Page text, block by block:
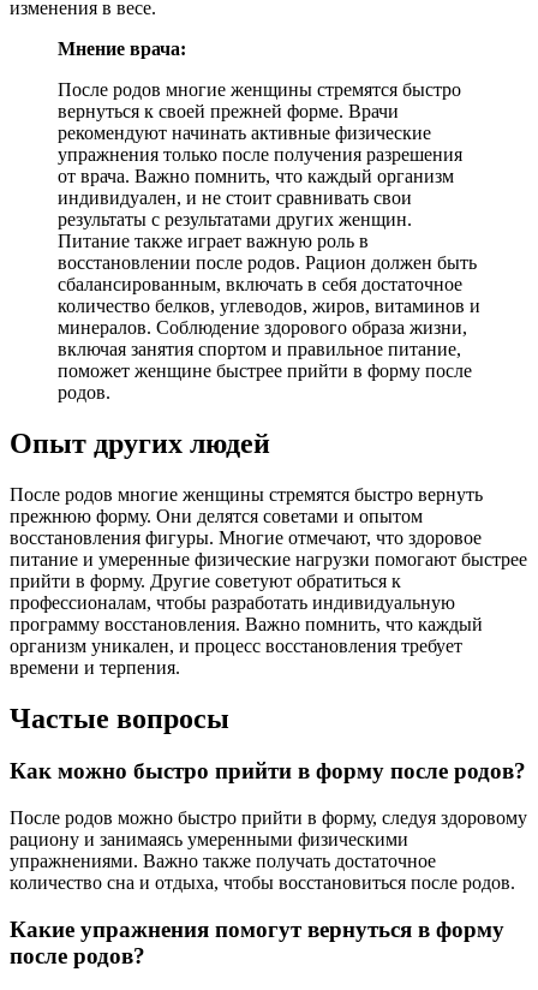
изменения в весе.
Мнение врача:
После родов многие женщины стремятся быстро
вернуться к своей прежней форме. Врачи
рекомендуют начинать активные физические
упражнения только после получения разрешения
от врача. Важно помнить, что каждый организм
индивидуален, и не стоит сравнивать свои
результаты с результатами других женщин.
Питание также играет важную роль в
восстановлении после родов. Рацион должен быть
сбалансированным, включать в себя достаточное
количество белков, углеводов, жиров, витаминов и
минералов. Соблюдение здорового образа жизни,
включая занятия спортом и правильное питание,
поможет женщине быстрее прийти в форму после
родов.
Опыт других людей
После родов многие женщины стремятся быстро вернуть
прежнюю форму. Они делятся советами и опытом
восстановления фигуры. Многие отмечают, что здоровое
питание и умеренные физические нагрузки помогают быстрее
прийти в форму. Другие советуют обратиться к
профессионалам, чтобы разработать индивидуальную
программу восстановления. Важно помнить, что каждый
организм уникален, и процесс восстановления требует
времени и терпения.
Частые вопросы
Как можно быстро прийти в форму после родов?
После родов можно быстро прийти в форму, следуя здоровому
рациону и занимаясь умеренными физическими
упражнениями. Важно также получать достаточное
количество сна и отдыха, чтобы восстановиться после родов.
Какие упражнения помогут вернуться в форму
после родов?